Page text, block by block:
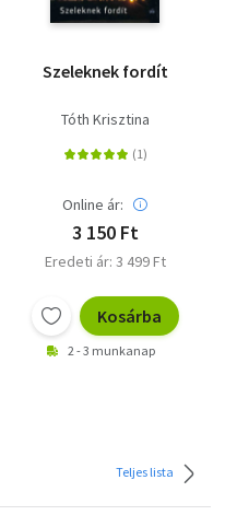
Szeleknek fordít
Tóth Krisztina
Online ár:
3 150 Ft
Eredeti ár: 3 499 Ft
Kosárba
2 - 3 munkanap
Teljes lista